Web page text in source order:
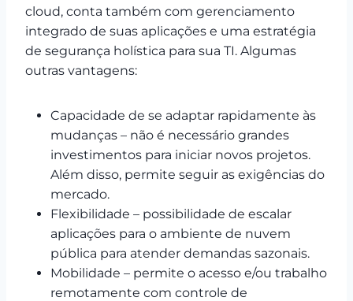
cloud, conta também com gerenciamento
integrado de suas aplicações e uma estratégia
de segurança holística para sua TI. Algumas
outras vantagens:
Capacidade de se adaptar rapidamente às
mudanças – não é necessário grandes
investimentos para iniciar novos projetos.
Além disso, permite seguir as exigências do
mercado.
Flexibilidade – possibilidade de escalar
aplicações para o ambiente de nuvem
pública para atender demandas sazonais.
Mobilidade – permite o acesso e/ou trabalho
remotamente com controle de